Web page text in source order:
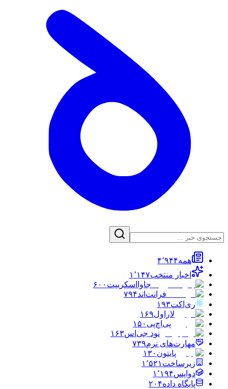
همه۴٬۹۴۴
اخبار منتخب۱٬۱۴۷
جاوااسکریپت ۶۰۰
فرانت‌اند۷۹۴
ری‌اکت۱۹۳
لاراول۱۶۹
پی‌اچ‌پی ۱۵۰
نود جی‌اس۱۶۳
مهارت‌های نرم۷۳۹
پایتون ۱۳۰
زیرساخت ۱٬۵۲۱
دواپس۱٬۱۹۴
پایگاه داده۲۰۴